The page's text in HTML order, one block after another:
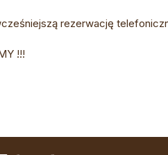
rezerwację
!!!